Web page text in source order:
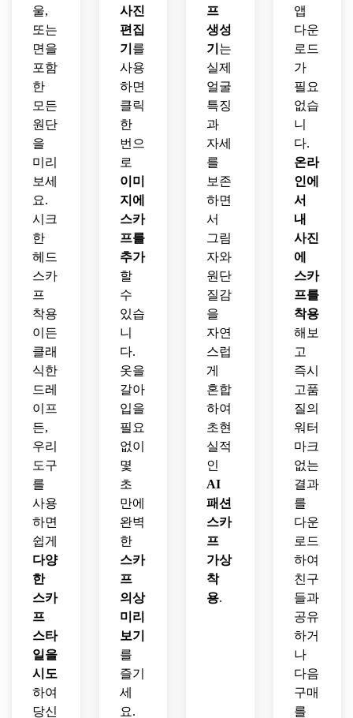
울,
또는
면을
포함
한
모든
원단
을
미리
보세
요.
시크
한
헤드
스카
프
착용
이든
클래
식한
드레
이프
든,
우리
도구
를
사용
하면
쉽게
다양
한
스카
프
스타
일을
시도
하여
당신
사진
편집
기 를
사용
하면
클릭
한
번으
로
이미
지에
스카
프를
추가
할
수
있습
니
다.
옷을
갈아
입을
필요
없이
몇
초
만에
완벽
한
스카
프
의상
미리
보기
를
즐기
세
요.
프
생성
기 는
실제
얼굴
특징
과
자세
를
보존
하면
서
그림
자와
원단
질감
을
자연
스럽
게
혼합
하여
초현
실적
인
AI
패션
스카
프
가상
착
용.
앱
다운
로드
가
필요
없습
니
다.
온라
인에
서
내
사진
에
스카
프를
착용
해보
고
즉시
고품
질의
워터
마크
없는
결과
를
다운
로드
하여
친구
들과
공유
하거
나
다음
구매
를